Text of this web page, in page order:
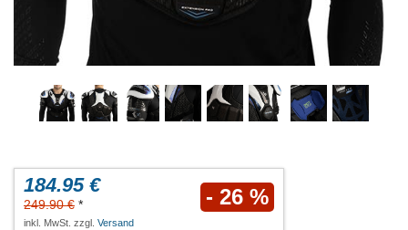
184.95 €
249.90 € * - 26 %
inkl. MwSt. zzgl. Versand